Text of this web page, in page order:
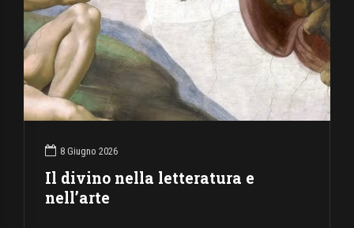
8 Giugno 2026
Il divino nella letteratura e
nell’arte